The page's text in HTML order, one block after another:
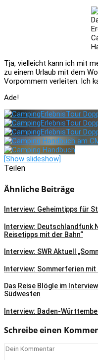
Tja, vielleicht kann ich mit
zu einem Urlaub mit dem
Vorpommern verleiten. Ich
Ade!
[Show slideshow]
Teilen
Ähnliche Beiträge
Interview: Geheimtipps für
Interview: Deutschlandfunk
Reisetipps mit der Bahn“
Interview: SWR Aktuell
Interview: Sommerferien
Das Reise Blögle im
Südwesten
Interview: Baden-
Schreibe einen